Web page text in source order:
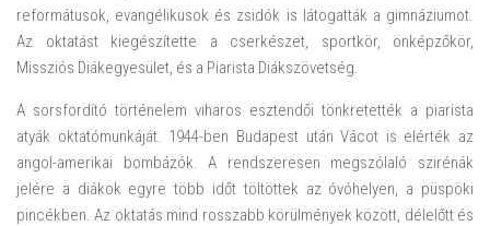
reformátusok, evangélikusok és zsidók is látogatták a gimnáziumot.
Az oktatást kiegészítette a cserkészet, sportkör, önképzőkör,
Missziós Diákegyesület, és a Piarista Diákszövetség.
A sorsfordító történelem viharos esztendői tönkretették a piarista
atyák oktatómunkáját. 1944-ben Budapest után Vácot is elérték az
angol-amerikai bombázók. A rendszeresen megszólaló szirénák
jelére a diákok egyre több időt töltöttek az óvóhelyen, a püspöki
pincékben. Az oktatás mind rosszabb körülmények között, délelőtt és